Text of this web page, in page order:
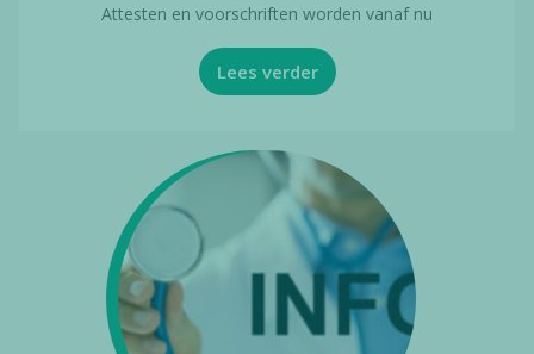
Attesten en voorschriften worden vanaf nu
Lees verder